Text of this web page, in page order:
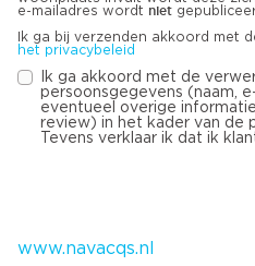
e-mailadres wordt niet
Ik ga bij verzenden akkoord met
het privacybeleid
Ik ga akkoord met de
persoonsgegevens (naam,
eventueel overige
review) in het kader van de
Tevens verklaar ik dat ik
www.navacqs.nl